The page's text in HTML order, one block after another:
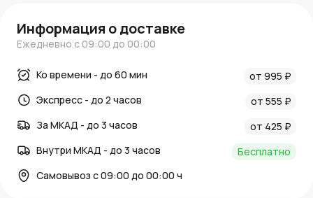
Информация о доставке
Ежедневно с 09:00 до 00:00
Ко времени - до 60 мин
от 995 ₽
Экспресс - до 2 часов
от 555 ₽
За МКАД - до 3 часов
от 425 ₽
Внутри МКАД - до 3 часов
Бесплатно
Самовывоз с 09:00 до 00:00 ч